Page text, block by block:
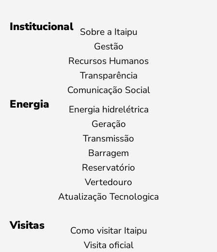
Institucional Sobre a Itaipu
Gestão
Recursos Humanos
Transparência
Comunicação Social
Energia
Energia hidrelétrica
Geração
Transmissão
Barragem
Reservatório
Vertedouro
Atualização Tecnologica
Visitas
Como visitar Itaipu
Visita oficial